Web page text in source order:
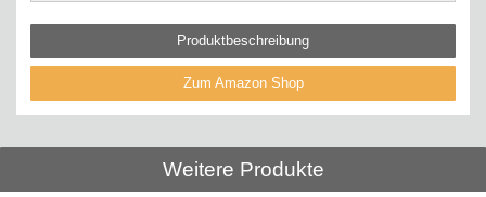
Produktbeschreibung
Zum Amazon Shop
Weitere Produkte